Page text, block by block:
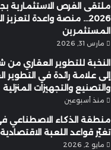
ملتقى الفرص الاستثمارية
2026… منصة واعدة
المستثمرين
مارس 31, 2026
النخبة للتطوير العقاري من
إلى علامة رائدة في التطوير
والتصنيع والتجهيزات المنزلية
منذ أسبوعين
منطقة الذكاء
تغيّر قواعد اللعبة
مايو 2, 2026